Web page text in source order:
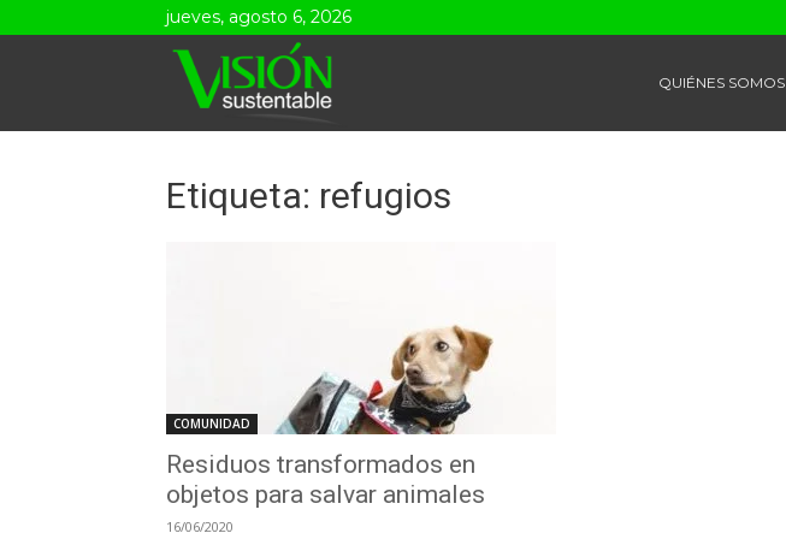
jueves, agosto 6, 2026
QUIÉNES SOMOS
Etiqueta: refugios
COMUNIDAD
Residuos transformados en
objetos para salvar animales
16/06/2020